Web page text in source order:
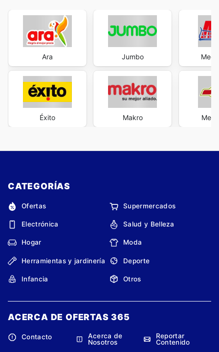
Ara
Éxito
Jumbo
Makro
CATEGORÍAS
Ofertas Supermercados
Electrónica Salud y Belleza
Hogar Moda
Herramientas y jardinería Deporte
Infancia Otros
ACERCA DE OFERTAS 365
Contacto
Acerca de
Nosotros
Reportar
Contenido